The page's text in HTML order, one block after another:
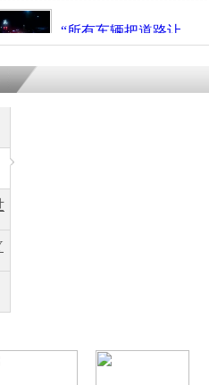
“所有车辆把道路让
开！”儿童突发疾病交
因